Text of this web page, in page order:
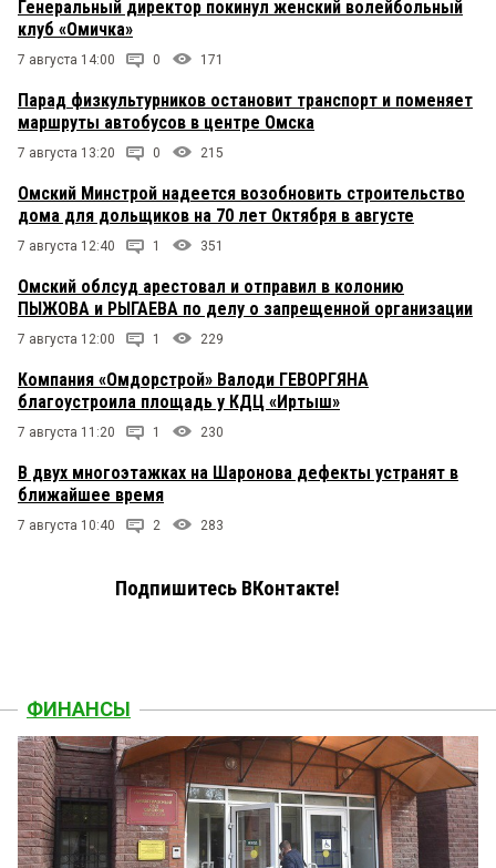
Генеральный директор покинул женский волейбольный
клуб «Омичка»
7 августа 14:00 0 171
Парад физкультурников остановит транспорт и поменяет
маршруты автобусов в центре Омска
7 августа 13:20 0 215
Омский Минстрой надеется возобновить строительство
дома для дольщиков на 70 лет Октября в августе
7 августа 12:40 1 351
Омский облсуд арестовал и отправил в колонию
ПЫЖОВА и РЫГАЕВА по делу о запрещенной организации
7 августа 12:00 1 229
Компания «Омдорстрой» Валоди ГЕВОРГЯНА
благоустроила площадь у КДЦ «Иртыш»
7 августа 11:20 1 230
В двух многоэтажках на Шаронова дефекты устранят в
ближайшее время
7 августа 10:40 2 283
Подпишитесь ВКонтакте!
ФИНАНСЫ